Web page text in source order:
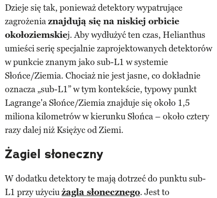
Dzieje się tak, ponieważ detektory wypatrujące
zagrożeniaznajdują się na niskiej orbicie
okołoziemskiej. Aby wydłużyć ten czas, Helianthus
umieści serię specjalnie zaprojektowanych detektorów
w punkcie znanym jako sub-L1 w systemie
Słońce/Ziemia. Chociaż nie jest jasne, co dokładnie
oznacza „sub-L1” w tym kontekście, typowy punkt
Lagrange'a Słońce/Ziemia znajduje się około 1,5
miliona kilometrów w kierunku Słońca – około cztery
razy dalej niż Księżyc od Ziemi.
Żagiel słoneczny
W dodatku detektory te mają dotrzeć do punktu sub-
L1 przy użyciużagla słonecznego. Jest to